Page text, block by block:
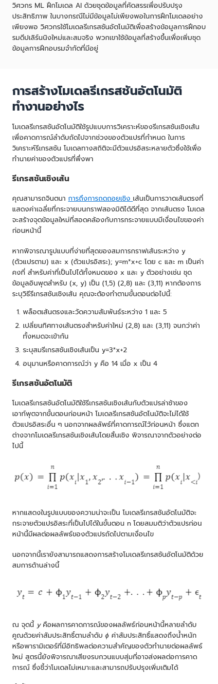
วิศวกร ML ฝึกโมเดล AI ด้วยชุดข้อมูลที่คัดสรรเพื่อปรับปรุง
ประสิทธิภาพ ในบางกรณีไม่มีข้อมูลไม่เพียงพอในการฝึกโมเดลอย่าง
เพียงพอ วิศวกรใช้โมเดลรีเกรสชันอัตโนมัติเพื่อสร้างข้อมูลการฝึกอบ
รมดีปเลิร์นนิงใหม่และสมจริง พวกเขาใช้ข้อมูลที่สร้างขึ้นเพื่อเพิ่มชุด
ข้อมูลการฝึกอบรมจำกัดที่มีอยู่
การสร้างโมเดลรีเกรสชันอัตโนมัติ
ทำงานอย่างไร
โมเดลรีเกรสชันอัตโนมัติใช้รูปแบบการวิเคราะห์ของรีเกรสชันเชิงเส้น
เพื่อคาดการณ์ลำดับถัดไปจากช่วงของตัวแปรที่กำหนด ในการ
วิเคราะห์รีเกรสชัน โมเดลทางสถิติจะมีตัวแปรอิสระหลายตัวซึ่งใช้เพื่อ
ทำนายค่าของตัวแปรที่พึ่งพา
รีเกรสชันเชิงเส้น
คุณสามารถจินตนา การถึงการถดถอยเชิง เส้นเป็นการวาดเส้นตรงที่
แสดงค่าเฉลี่ยที่กระจายบนกราฟสองมิติได้ดีที่สุด จากเส้นตรง โมเดล
จะสร้างจุดข้อมูลใหม่ที่สอดคล้องกับการกระจายแบบมีเงื่อนไขของค่า
ก่อนหน้านี้
หากพิจารณารูปแบบที่ง่ายที่สุดของสมการกราฟเส้นระหว่าง y
(ตัวแปรตาม) และ x (ตัวแปรอิสระ); y=m*x+c โดย c และ m เป็นค่า
คงที่ สำหรับค่าที่เป็นไปได้ทั้งหมดของ x และ y ตัวอย่างเช่น ชุด
ข้อมูลอินพุตสำหรับ (x, y) เป็น (1,5) (2,8) และ (3,11) หากต้องการ
ระบุวิธีรีเกรสชันเชิงเส้น คุณจะต้องทำตามขั้นตอนต่อไปนี้:
พล็อตเส้นตรงและวัดความสัมพันธ์ระหว่าง 1 และ 5
เปลี่ยนทิศทางเส้นตรงสำหรับค่าใหม่ (2,8) และ (3,11) จนกว่าค่า
ทั้งหมดจะเข้ากัน
ระบุสมรีเกรสชันเชิงเส้นเป็น y=3*x+2
อนุมานหรือคาดการณ์ว่า y คือ 14 เมื่อ x เป็น 4
รีเกรสชันอัตโนมัติ
โมเดลรีเกรสชันอัตโนมัติใช้รีเกรสชันเชิงเส้นกับตัวแปรล่าช้าของ
เอาท์พุตจากขั้นตอนก่อนหน้า โมเดลรีเกรสชันอัตโนมัติจะไม่ได้ใช้
ตัวแปรอิสระอื่น ๆ นอกจากผลลัพธ์ที่คาดการณ์ไว้ก่อนหน้า ซึ่งแตก
ต่างจากโมเดลรีเกรสชันเชิงเส้นโดยสิ้นเชิง พิจารณาจากตัวอย่างต่อ
ไปนี้
หากแสดงในรูปแบบของความน่าจะเป็น โมเดลรีเกรสชันอัตโนมัติจะ
กระจายตัวแปรอิสระที่เป็นไปได้ในขั้นตอน n โดยสมมติว่าตัวแปรก่อน
หน้านี้มีผลต่อผลลัพธ์ของตัวแปรถัดไปตามเงื่อนไข
นอกจากนี้เรายังสามารถแสดงการสร้างโมเดลรีเกรสชันอัตโนมัติด้วย
สมการด้านล่างนี้
ณ จุดนี้ yคือผลการคาดการณ์ของผลลัพธ์ก่อนหน้านี้หลายลำดับ
คูณด้วยค่าสัมประสิทธิ์ตามลำดับ ϕ ค่าสัมประสิทธิ์แสดงถึงน้ำหนัก
หรือพารามิเตอร์ที่มีอิทธิพลต่อความสำคัญของตัวทำนายต่อผลลัพธ์
ใหม่ สูตรนี้ยังพิจารณาเสียงรบกวนแบบสุ่มที่อาจส่งผลต่อการคาด
การณ์ ซึ่งชี้ว่าโมเดลไม่เหมาะและสามารถปรับปรุงเพิ่มเติมได้